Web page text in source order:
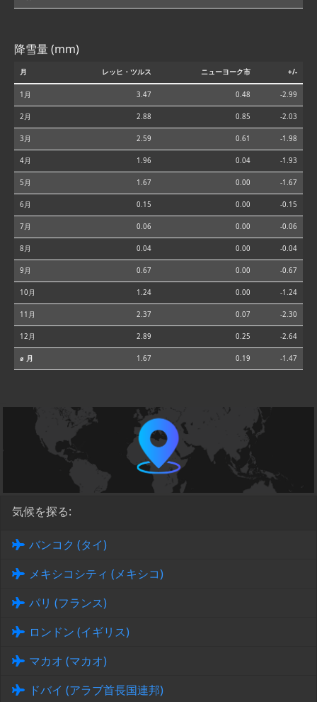
降雪量 (mm)
月 レッヒ・ツルス ニューヨーク市 +/-
1月 3.47 0.48 -2.99
2月 2.88 0.85 -2.03
3月 2.59 0.61 -1.98
4月 1.96 0.04 -1.93
5月 1.67 0.00 -1.67
6月 0.15 0.00 -0.15
7月 0.06 0.00 -0.06
8月 0.04 0.00 -0.04
9月 0.67 0.00 -0.67
10月 1.24 0.00 -1.24
11月 2.37 0.07 -2.30
12月 2.89 0.25 -2.64
⌀ 月 1.67 0.19 -1.47
気候を探る:
バンコク (タイ)
メキシコシティ (メキシコ)
パリ (フランス)
ロンドン (イギリス)
マカオ (マカオ)
ドバイ (アラブ首長国連邦)